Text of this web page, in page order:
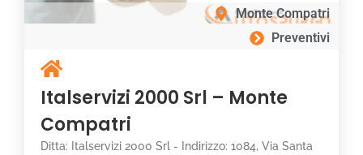
Monte Compatri
Preventivi
Italservizi 2000 Srl – Monte
Compatri
Ditta: Italservizi 2000 Srl - Indirizzo: 1084, Via Santa